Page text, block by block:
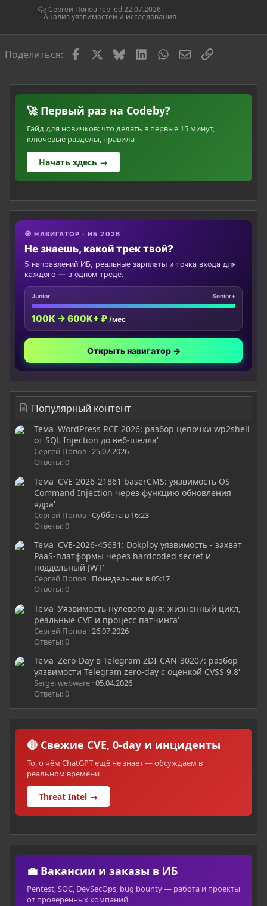
Анализ уязвимостей и исследования
22.07.2026
Сергей Попов
Поделиться: FacebookBlueskyLinkedInWhatsAppЭлектронная
Ссылка
🚀 Первый раз на Codeby?
Гайд для новичков: что делать в первые 15 минут,
ключевые разделы, правила
Начать здесь →
🧭 НАВИГАТОР · ИБ 2026
Не знаешь, какой трек твой?
5 направлений ИБ, реальные зарплаты и точка входа для
каждого — в одном треде.
Junior Senior+
100K → 600K+ ₽ /мес
Открыть навигатор →
Популярный контент
Тема 'WordPress RCE 2026: разбор цепочки wp2shell
от SQL Injection до веб-шелла'
Сергей Попов 25.07.2026
Ответы: 0
Тема 'CVE-2026-21861 baserCMS: уязвимость OS
Command Injection через функцию обновления
ядра'
Сергей Попов Суббота в 16:23
Ответы: 0
Тема 'CVE-2026-45631: Dokploy уязвимость - захват
PaaS-платформы через hardcoded secret и
поддельный JWT'
Сергей Попов Понедельник в 05:17
Ответы: 0
Тема 'Уязвимость нулевого дня: жизненный цикл,
реальные CVE и процесс патчинга'
Сергей Попов 26.07.2026
Ответы: 0
Тема 'Zero-Day в Telegram ZDI-CAN-30207: разбор
уязвимости Telegram zero-day с оценкой CVSS 9.8'
Sergei webware 05.04.2026
Ответы: 0
🔴 Свежие CVE, 0-day и инциденты
То, о чём ChatGPT ещё не знает — обсуждаем в
реальном времени
Threat Intel →
💼 Вакансии и заказы в ИБ
Pentest, SOC, DevSecOps, bug bounty — работа и проекты
от проверенных компаний